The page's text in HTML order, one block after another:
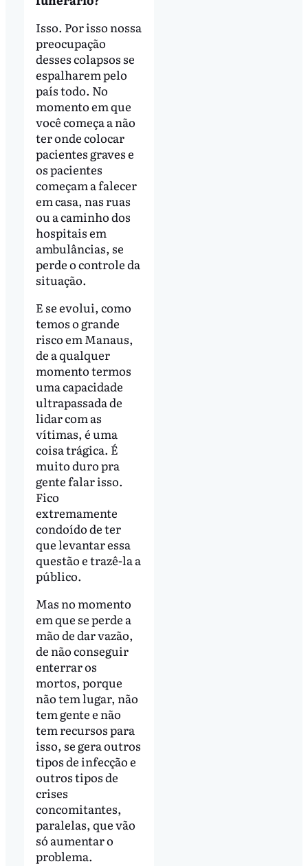
Isso. Por isso nossa
preocupação
desses colapsos se
espalharem pelo
país todo. No
momento em que
você começa a não
ter onde colocar
pacientes graves e
os pacientes
começam a falecer
em casa, nas ruas
ou a caminho dos
hospitais em
ambulâncias, se
perde o controle da
situação.
E se evolui, como
temos o grande
risco em Manaus,
de a qualquer
momento termos
uma capacidade
ultrapassada de
lidar com as
vítimas, é uma
coisa trágica. É
muito duro pra
gente falar isso.
Fico
extremamente
condoído de ter
que levantar essa
questão e trazê-la a
público.
Mas no momento
em que se perde a
mão de dar vazão,
de não conseguir
enterrar os
mortos, porque
não tem lugar, não
tem gente e não
tem recursos para
isso, se gera outros
tipos de infecção e
outros tipos de
crises
concomitantes,
paralelas, que vão
só aumentar o
problema.